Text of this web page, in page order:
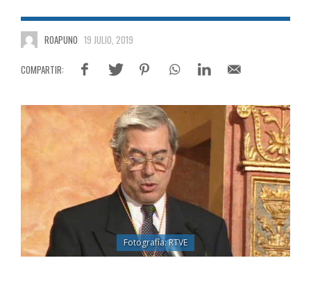
ROAPUNO 19 JULIO, 2019
Fotografía: RTVE